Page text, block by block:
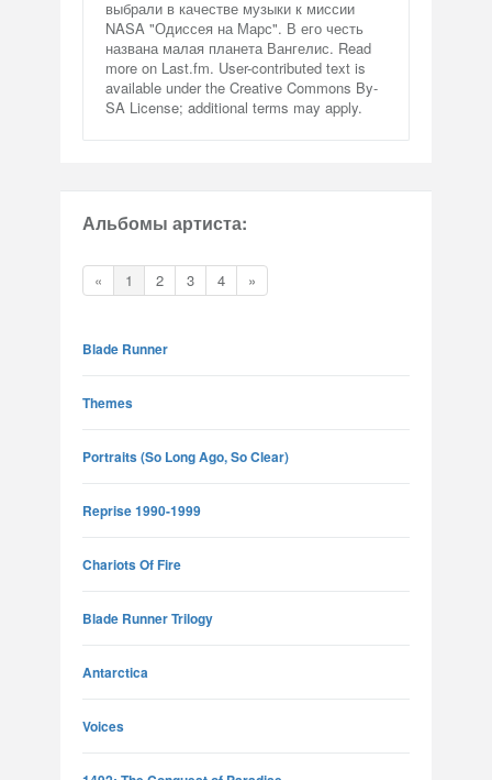
выбрали в качестве музыки к миссии
NASA "Одиссея на Марс". В его честь
названа малая планета Вангелис. Read
more on Last.fm. User-contributed text is
available under the Creative Commons By-
SA License; additional terms may apply.
Альбомы артиста:
« 1 2 3 4 »
Blade Runner
Themes
Portraits (So Long Ago, So Clear)
Reprise 1990-1999
Chariots Of Fire
Blade Runner Trilogy
Antarctica
Voices